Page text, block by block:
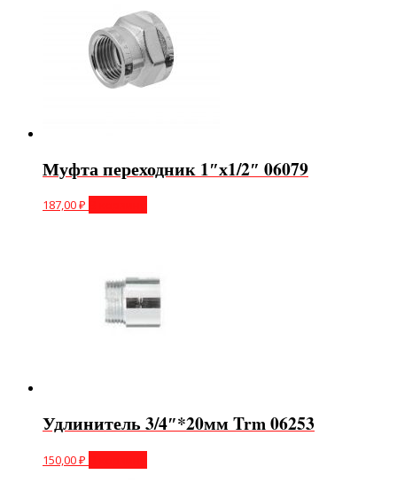
Муфта переходник 1″х1/2″ 06079
187,00₽
Удлинитель 3/4″*20мм Trm 06253
150,00₽